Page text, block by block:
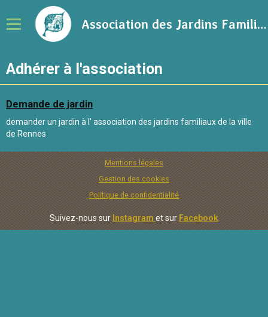
Association des Jardins Familiaux de la Ville de Rennes
Notre association
Ressources sur le jardinage
Adhérer à l'association
Demande de jardin
demander un jardin à l' association des jardins familiaux de la ville
de Rennes
Mentions légales
Gestion des cookies
Politique de confidentialité
Suivez-nous sur Instagram et sur Facebook